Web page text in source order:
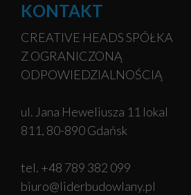
KONTAKT
CREATIVE HEADS SPÓŁKA
Z OGRANICZONĄ
ODPOWIEDZIALNOŚCIĄ
ul. Jana Heweliusza 11 lokal
811, 80-890 Gdańsk
tel. +48 789 382 099
biuro@liderbudowlany.pl